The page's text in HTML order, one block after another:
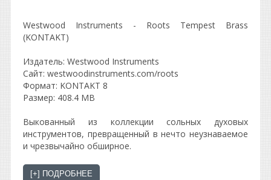
Westwood Instruments - Roots Tempest Brass
(KONTAKT)
Издaтeль: Wеstwооd Instrumеnts
Сайт: westwoodinstruments.com/roots
Фopмaт: KONTAKT 8
Размер: 408.4 MB
Выкованный из коллекции сольных духовых
инструментов, превращенный в нечто неузнаваемое
и чрезвычайно обширное.